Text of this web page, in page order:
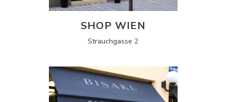
SHOP WIEN
Strauchgasse 2